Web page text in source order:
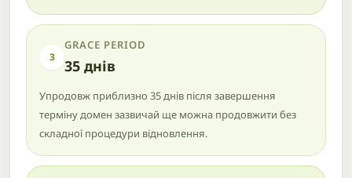
3
GRACE PERIOD
35 днів
Упродовж приблизно 35 днів після завершення
терміну домен зазвичай ще можна продовжити без
складної процедури відновлення.